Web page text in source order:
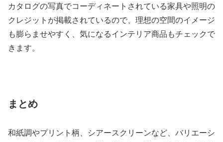
カタログの写真でコーディネートされている家具や照明の
クレジットが掲載されているので、理想の空間のイメージ
も膨らませやすく、気になるインテリア商品もチェックで
きます。
まとめ
和紙調やプリント柄、シアースクリーンなど、バリエーシ